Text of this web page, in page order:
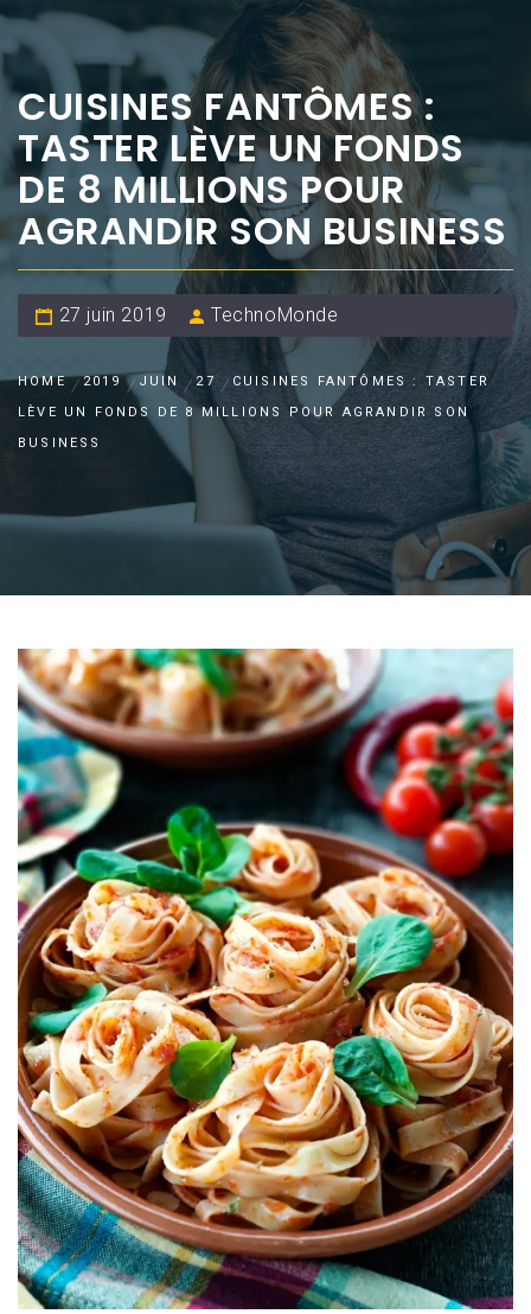
CUISINES FANTÔMES :
TASTER LÈVE UN FONDS
DE 8 MILLIONS POUR
AGRANDIR SON BUSINESS
27 juin 2019 TechnoMonde
HOME 2019 JUIN 27
CUISINES FANTÔMES : TASTER
LÈVE UN FONDS DE 8 MILLIONS POUR AGRANDIR SON
BUSINESS